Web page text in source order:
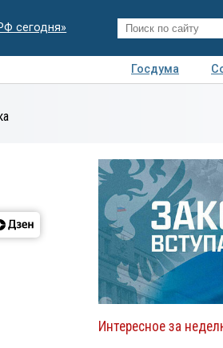
сегодня»
Госдума
Интересное за